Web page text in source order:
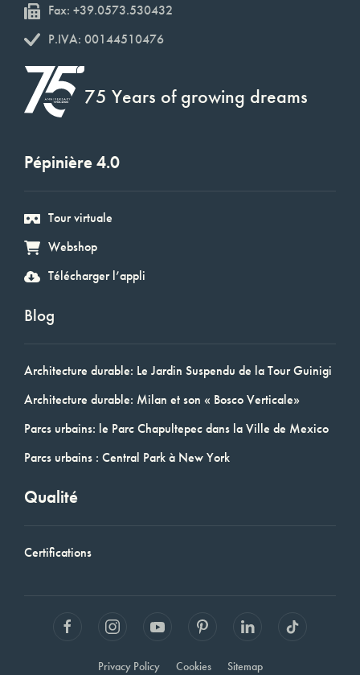
Fax: +39.0573.530432
P.IVA: 00144510476
75 Years of growing dreams
Pépinière 4.0
Tour virtuale
Webshop
Télécharger l’appli
Blog
Architecture durable: Le Jardin Suspendu de la Tour Guinigi
Architecture durable: Milan et son « Bosco Verticale»
Parcs urbains: le Parc Chapultepec dans la Ville de Mexico
Parcs urbains : Central Park à New York
Qualité
Certifications
Privacy Policy Cookies Sitemap